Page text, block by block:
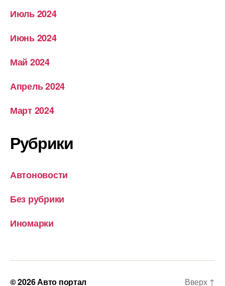
Июль 2024
Июнь 2024
Май 2024
Апрель 2024
Март 2024
Рубрики
Автоновости
Без рубрики
Иномарки
© 2026Авто портал Вверх ↑